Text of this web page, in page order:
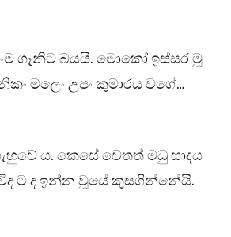
ගෑනිට බයයි. මොකෝ ඉස්සර මූ
නිකං මලෙං උපං කුමාරය වගේ…
ය. කෙසේ වෙතත් මධු සාදය
ට ද ඉන්න වූයේ කුසගින්නේයි.